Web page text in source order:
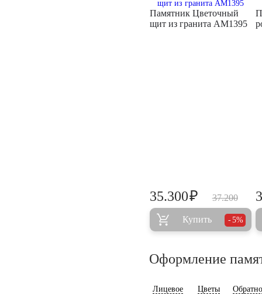
Памятник Цветочный
щит из гранита AM1395
37.200
35.300₽
Купить 5%
Оформление
Лицевое Цветы